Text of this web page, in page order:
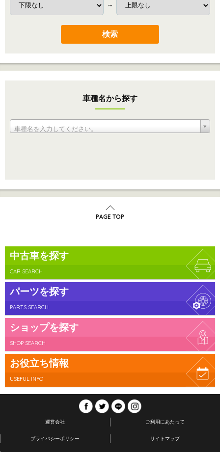
～
検索
車種名から探す
車種名を入力してください。
PAGE TOP
中古車を探す
CAR SEARCH
パーツを探す
PARTS SEARCH
ショップを探す
SHOP SEARCH
お役立ち情報
USEFUL INFO
運営会社 ご利用にあたって
プライバシーポリシー サイトマップ